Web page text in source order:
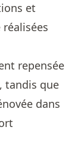
et
repensée
tandis que
dans